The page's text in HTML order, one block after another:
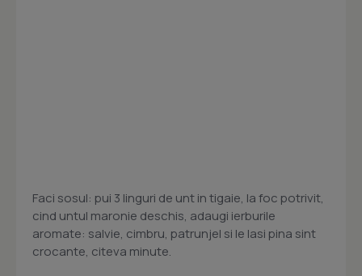
Faci sosul: pui 3 linguri de unt in tigaie, la foc potrivit,
cind untul maronie deschis, adaugi ierburile
aromate: salvie, cimbru, patrunjel si le lasi pina sint
crocante, citeva minute.